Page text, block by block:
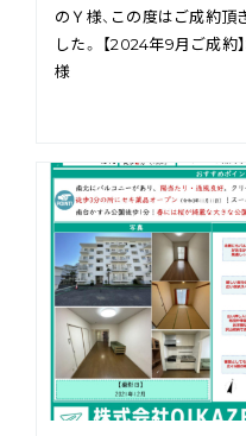
のＹ様、この度はご成約
した。 【2024年9月ご成
様